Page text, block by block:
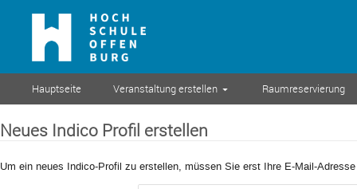
Hauptseite Veranstaltung erstellen Raumreservierung
Neues Indico Profil erstellen
Um ein neues Indico-Profil zu erstellen, müssen Sie erst Ihre E-Mail-